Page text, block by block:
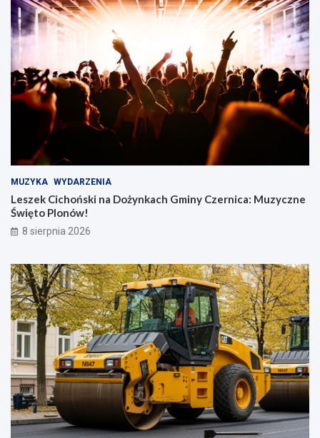
MUZYKA WYDARZENIA
Leszek Cichoński na Dożynkach Gminy Czernica: Muzyczne
Święto Plonów!
8 sierpnia 2026